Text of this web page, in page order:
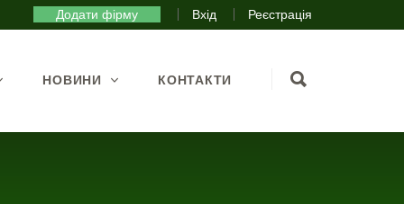
Додати фірму Вхід Реєстрація
НОВИНИ КОНТАКТИ